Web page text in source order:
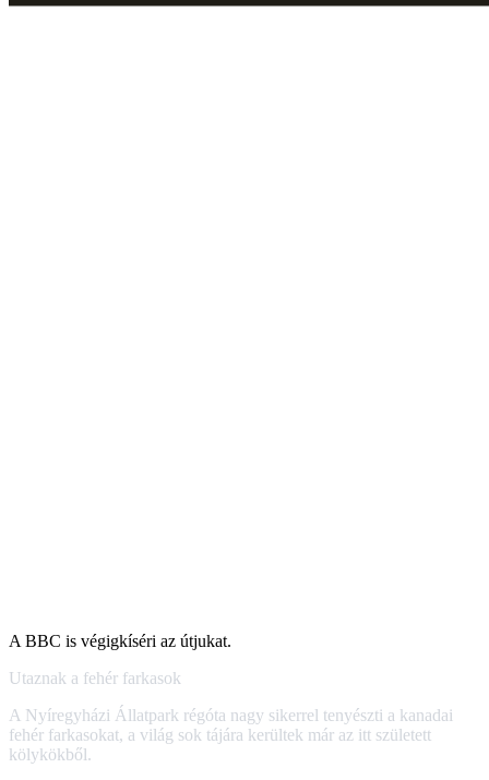
A BBC is végigkíséri az útjukat.
Utaznak a fehér farkasok
A Nyíregyházi Állatpark régóta nagy sikerrel tenyészti a kanadai
fehér farkasokat, a világ sok tájára kerültek már az itt született
kölykökből.